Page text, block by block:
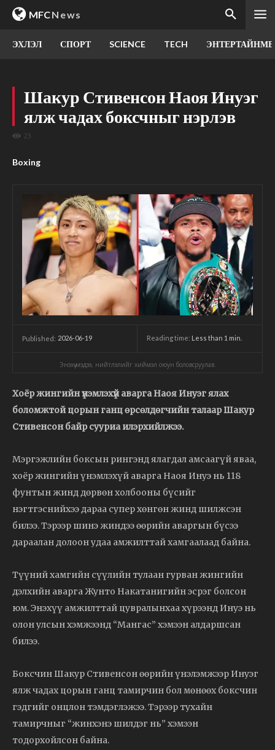
MFCNews
ЭХЛЭЛ СПОРТ SCIENCE TECH
Шакур Стивенсон Наоя Инуэг
ялж чадах боксчныг нэрлэв
23
Boxing
Published: 2026-06-19 Reading time: Less than 1 min.
Энэхүү мэдээ, нийтлэлийг хиймэл оюун боловсруулав.
Хоёр жингийн үнэмлэхүй аварга Наоя Инуэг ялах
боломжтой цорын ганц өрсөлдөгчийн талаар Шакур
Стивенсон байр сууриа илэрхийлжээ.
Мэргэжлийн боксын рингэнд ялагдал амсаагүй яваа,
хоёр жингийн үнэмлэхүй аварга Наоя Инуэ нь 118
фунтын жинд дөрвөн холбооны бүсийг
нэгтгэснийхээ дараа супер хөнгөн жинд шилжсэн
билээ. Тэрээр шинэ жиндээ өөрийн аваргын бүсээ
дараалан долоон удаа амжилттай хамгаалаад байна.
Түүний хамгийн сүүлийн тулаан гурван жингийн
дэлхийн аварга Жунто Накатанигийн эсрэг болсон
юм. Энэхүү амжилттай цувралынхаа хүрээнд Инуэ нь
олон улсын хэмжээнд “Мангас” хэмээн алдаршсан
билээ.
Боксчин Шакур Стивенсон өөрийн үнэлэмжээр Инуэг
ялж чадах цорын ганц тамирчин бол мөнөөх боксчин
гэдгийг онцлон тэмдэглэжээ. Тэрээр тухайн
тамирчныг “жинхэнэ шилдэг нь” хэмээн
тодорхойлсон байна.